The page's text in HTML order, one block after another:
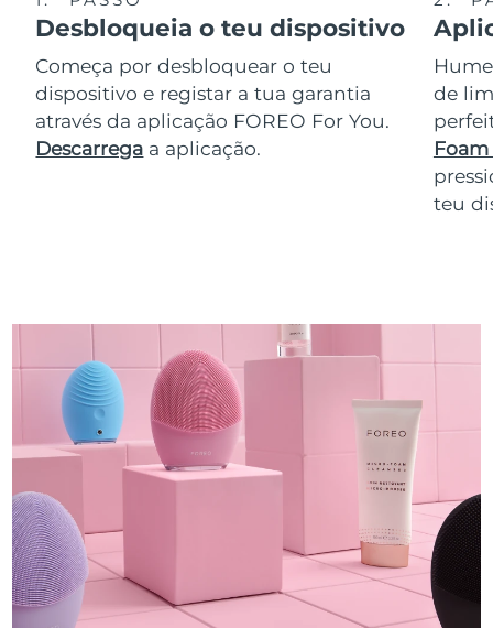
Desbloqueia o teu dispositivo
Começa por desbloquear o teu
dispositivo e registar a tua garantia
através da aplicação FOREO For You.
Descarrega a aplicação.
de
Foam
teu